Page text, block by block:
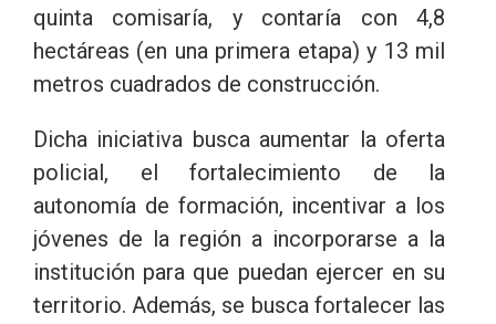
quinta comisaría, y contaría con 4,8
hectáreas (en una primera etapa) y 13 mil
metros cuadrados de construcción.
Dicha iniciativa busca aumentar la oferta
policial, el fortalecimiento de la
autonomía de formación, incentivar a los
jóvenes de la región a incorporarse a la
institución para que puedan ejercer en su
territorio. Además, se busca fortalecer las